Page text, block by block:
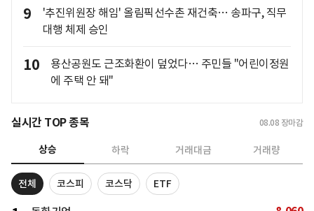
9
'추진위원장 해임' 올림픽선수촌 재건축… 송파구, 직무
대행 체제 승인
10
용산공원도 근조화환이 덮었다… 주민들 "어린이정원
에 주택 안 돼"
실시간 TOP 종목 08.08 장마감
상승 하락 거래대금 거래량
전체 코스피 코스닥 ETF